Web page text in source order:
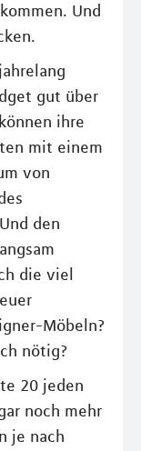
Und
gut über
ihre
mit einem
von
den
die viel
Möbeln?
nötig?
20 jeden
noch mehr
je nach